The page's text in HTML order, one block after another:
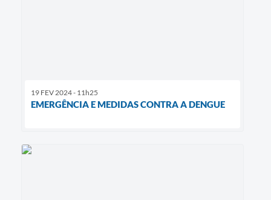
19 FEV 2024 - 11h25
EMERGÊNCIA E MEDIDAS CONTRA A DENGUE